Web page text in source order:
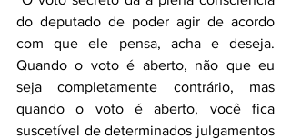
do deputado de poder agir de acordo
com que ele pensa, acha e deseja.
Quando o voto é aberto, não que eu
seja completamente contrário, mas
quando o voto é aberto, você fica
suscetível de determinados julgamentos